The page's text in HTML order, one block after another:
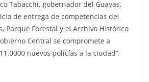
Tabacchi, gobernador del Guayas.
de entrega de competencias del
Parque Forestal y el Archivo Histórico
Central se compromete a
nuevos policías a la ciudad”,